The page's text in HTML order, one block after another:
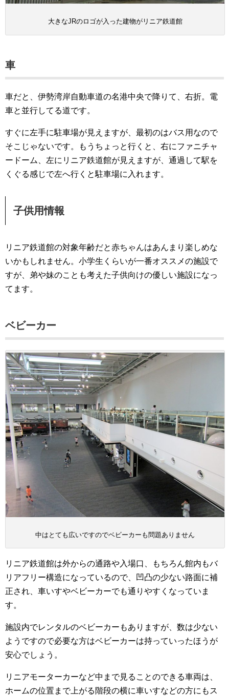
大きなJRのロゴが入った建物がリニア鉄道館
車
車だと、伊勢湾岸自動車道の名港中央で降りて、右折。電
車と並行してる道です。
すぐに左手に駐車場が見えますが、最初のはバス用なので
そこじゃないです。もうちょっと行くと、右にファニチャ
ードーム、左にリニア鉄道館が見えますが、通過して駅を
くぐる感じで左へ行くと駐車場に入れます。
子供用情報
リニア鉄道館の対象年齢だと赤ちゃんはあんまり楽しめな
いかもしれません。小学生くらいが一番オススメの施設で
すが、弟や妹のことも考えた子供向けの優しい施設になっ
てます。
ベビーカー
中はとても広いですのでベビーカーも問題ありません
リニア鉄道館は外からの通路や入場口、もちろん館内もバ
リアフリー構造になっているので、凹凸の少ない路面に補
正され、車いすやベビーカーでも通りやすくなっていま
す。
施設内でレンタルのベビーカーもありますが、数は少ない
ようですので必要な方はベビーカーは持っていったほうが
安心でしょう。
リニアモーターカーなど中まで見ることのできる車両は、
ホームの位置まで上がる階段の横に車いすなどの方にもス